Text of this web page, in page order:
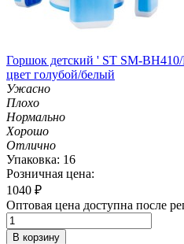
Горшок детский ' ST SM-
цвет голубой/белый
Ужасно
Плохо
Нормально
Хорошо
Отлично
Упаковка: 16
Розничная цена:
1040 ₽
Оптовая цена доступна после
В корзину